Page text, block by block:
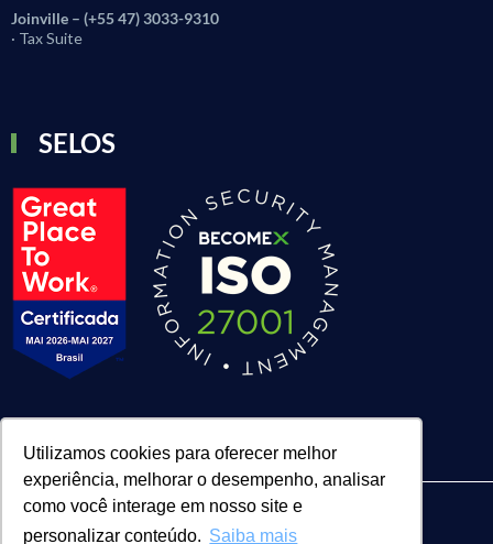
Utilizamos cookies para oferecer melhor
experiência, melhorar o desempenho, analisar
como você interage em nosso site e
personalizar conteúdo. Saiba mais
Joinville – (+55 47) 3033-9310
· Tax Suite
SELOS